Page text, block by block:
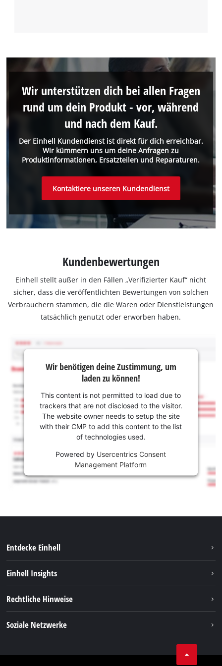
Der Einhell Kundendienst ist direkt für dich erreichbar.
Wir kümmern uns um deine Anfragen zu
Produktinformationen, Ersatzteilen und Reparaturen.
Wir unterstützen dich bei allen Fragen
rund um dein Produkt - vor, während
und nach dem Kauf.
Kontaktiere unseren Kundendienst
Kundenbewertungen
Einhell stellt außer in den Fällen „Verifizierter Kauf“ nicht
sicher, dass die veröffentlichten Bewertungen von solchen
Verbrauchern stammen, die die Waren oder Dienstleistungen
tatsächlich genutzt oder erworben haben.
Wir benötigen deine Zustimmung, um
laden zu können!
This content is not permitted to load due to
trackers that are not disclosed to the visitor.
The website owner needs to setup the site
with their CMP to add this content to the list
of technologies used.
Powered by Usercentrics Consent
Management Platform
Entdecke Einhell
Akkusystem
Einhell Insights
Rechtliche Hinweise
Soziale Netzwerke